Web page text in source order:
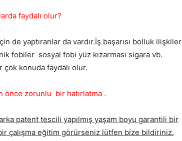
faydalı olur?
de yaptıranlar da vardır.İş başarısı bolluk ilişkiler
fobiler sosyal fobi yüz kızarması sigara vb.
çok konuda faydalı olur.
önce zorunlu bir hatırlatma .
patent tescili yapılmış yaşam boyu garantili bir
çalışma eğitim görürseniz lütfen bize bildiriniz.